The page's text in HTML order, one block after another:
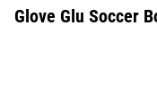
Glove Glu Soccer